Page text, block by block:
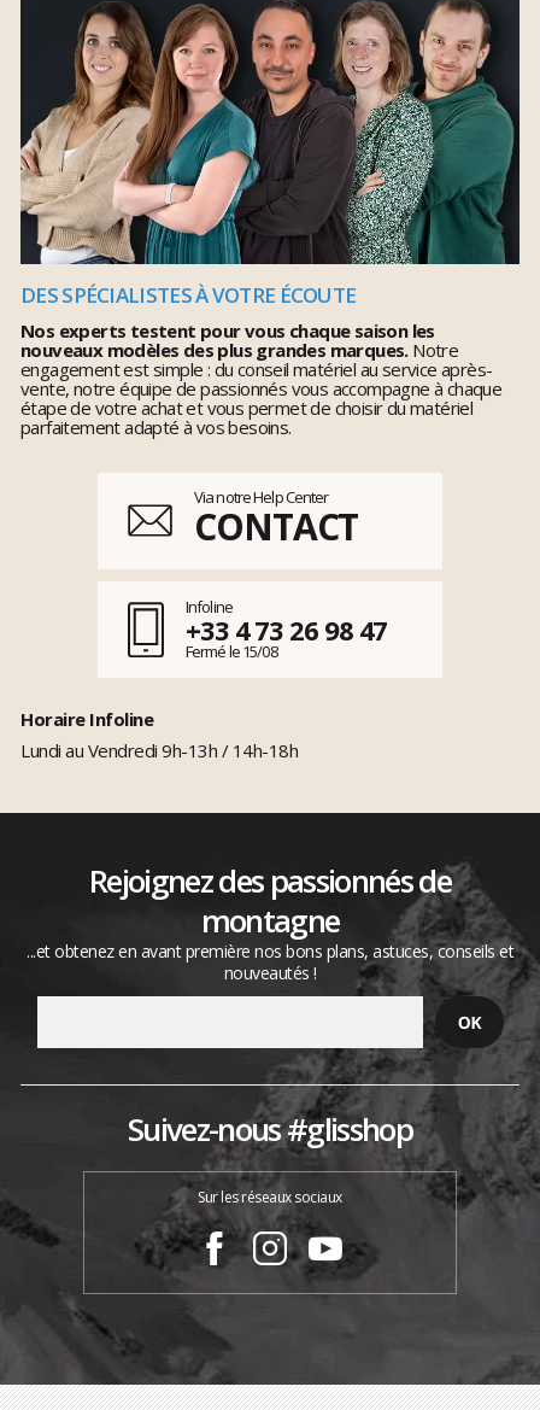
DES SPÉCIALISTES À VOTRE ÉCOUTE
Nos experts testent pour vous chaque saison les
nouveaux modèles des plus grandes marques.Notre
engagement est simple : du conseil matériel au service après-
vente, notre équipe de passionnés vous accompagne à chaque
étape de votre achat et vous permet de choisir du matériel
parfaitement adapté à vos besoins.
Via notre Help Center
CONTACT
Infoline
+33 4 73 26 98 47
Fermé le 15/08
Horaire Infoline
Lundi au Vendredi 9h-13h / 14h-18h
Rejoignez des passionnés de
montagne
...et obtenez en avant première nos bons plans, astuces, conseils et
nouveautés !
Suivez-nous #glisshop
Sur les réseaux sociaux